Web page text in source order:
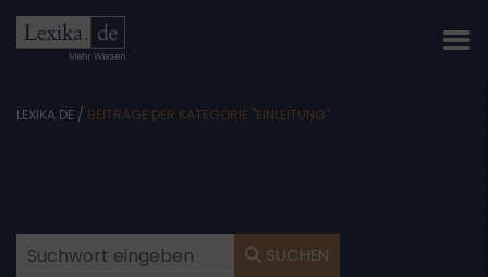
LEXIKA.DE / BEITRÄGE DER KATEGORIE "EINLEITUNG"
SUCHEN